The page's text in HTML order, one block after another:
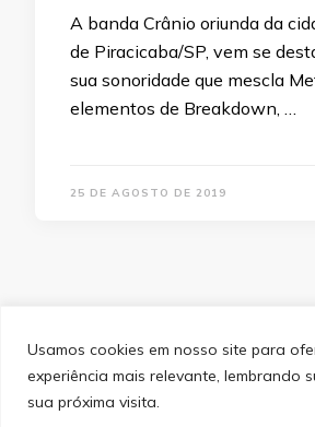
Usamos cookies em nosso site para
experiência mais relevante, lembrando
sua próxima visita.
A banda Crânio oriunda da
de Piracicaba/SP, vem se
sua sonoridade que mescla
elementos de Breakdown, …
25 DE AGOSTO DE 2019
SITEMAP POLÍTICA DE